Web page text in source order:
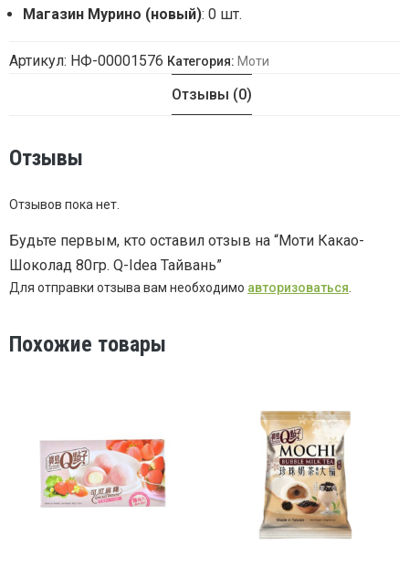
Магазин Мурино (новый): 0 шт.
Артикул: НФ-00001576 Категория: Моти
Отзывы (0)
Отзывы
Отзывов пока нет.
Будьте первым, кто оставил отзыв на “Моти Какао-
Шоколад 80гр. Q-Idea Тайвань”
Для отправки отзыва вам необходимо авторизоваться
Похожие товары